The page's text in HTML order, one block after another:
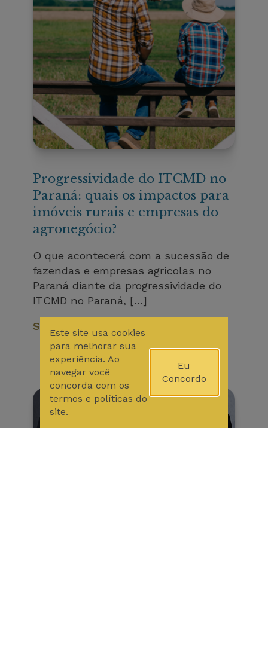
Progressividade do ITCMD no
Paraná: quais os impactos para
imóveis rurais e empresas do
agronegócio?
O que acontecerá com a sucessão de
fazendas e empresas agrícolas no
Paraná diante da progressividade do
ITCMD no Paraná, […]
Saiba Mais
Este site usa cookies
para melhorar sua
experiência. Ao
navegar você
concorda com os
termos e políticas do
site.
Eu
Concordo